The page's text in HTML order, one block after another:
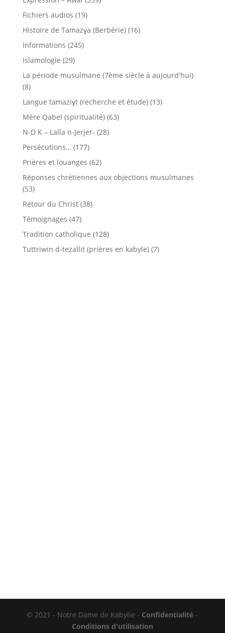
Fichiers audios (19)
Histoire de Tamazɣa (Berbérie)(16)
Informations (245)
Islamologie (29)
La période musulmane (7ème siècle à aujourd'hui)
(8)
Langue tamaziɣt (recherche et étude)(13)
Mère Qabel (spiritualité)(63)
N-D K – Lalla n-Jerjer- (28)
Persécutions… (177)
Prières et louanges (62)
Réponses chrétiennes aux objections musulmanes
(53)
Retour du Christ(38)
Témoignages (47)
Tradition catholique (128)
Tuttriwin d-teẓallit (prières en kabyle)(7)
© 2021 - Notre Dame de Kabylie - Confidentialité -
Conditions d'utilisation